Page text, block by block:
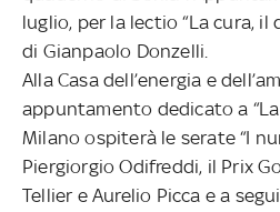
luglio, per la lectio “La cura, il
di Gianpaolo Donzelli.
Alla Casa dell’energia e
appuntamento dedicato a
Milano ospiterà le serate “I
Piergiorgio Odifreddi, il Prix
Tellier e Aurelio Picca e a